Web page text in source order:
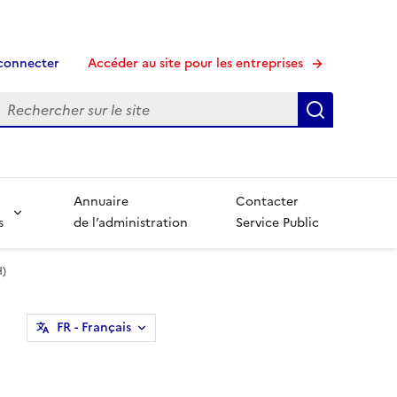
Accéder au site pour les entreprises
Recherche
Annuaire
de l’administration
Contacter
Service Public
FR- Français